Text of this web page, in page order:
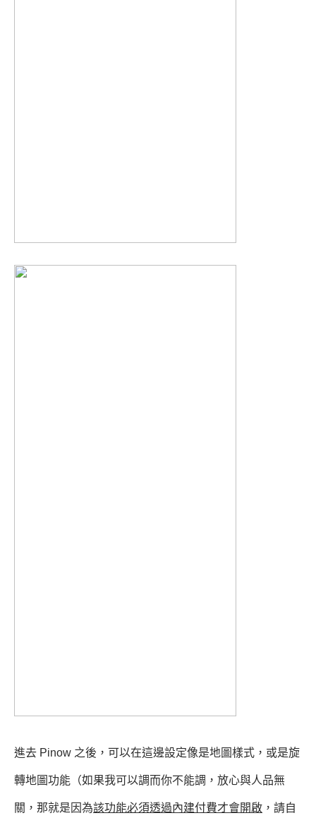
進去 Pinow 之後，可以在這邊設定像是地圖樣式，或是旋
轉地圖功能（如果我可以調而你不能調，放心與人品無
關，那就是因為該功能必須透過內建付費才會開啟 ，請自